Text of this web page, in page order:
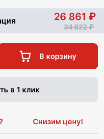
26 861
34 822
В корзину
в 1 клик
Снизим цену!